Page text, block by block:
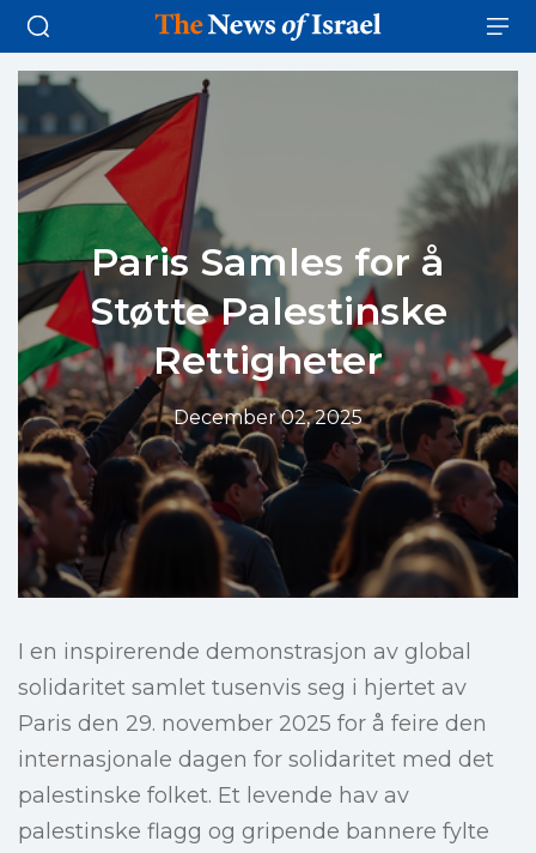
Paris Samles for å
Støtte Palestinske
Rettigheter
December 02, 2025
I en inspirerende demonstrasjon av global
solidaritet samlet tusenvis seg i hjertet av
Paris den 29. november 2025 for å feire den
internasjonale dagen for solidaritet med det
palestinske folket. Et levende hav av
palestinske flagg og gripende bannere fylte